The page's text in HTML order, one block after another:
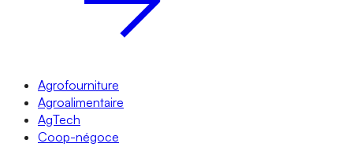
Agrofourniture
Agroalimentaire
AgTech
Coop-négoce